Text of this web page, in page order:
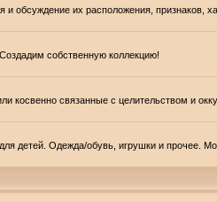
их расположения, признаков,
собственную коллекцию!
косвенно связанные с целительством и
детей. Одежда/обувь, игрушки и прочее.